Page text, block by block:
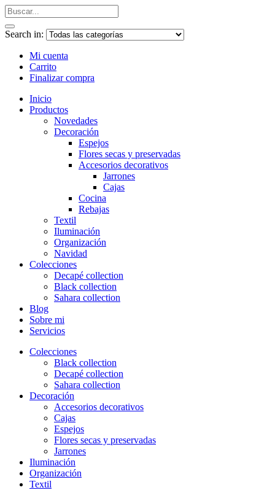
Search in:
Mi cuenta
Carrito
Finalizar compra
Inicio
Productos
Novedades
Decoración
Espejos
Flores secas y preservadas
Accesorios decorativos
Jarrones
Cajas
Cocina
Rebajas
Textil
Iluminación
Organización
Navidad
Colecciones
Decapé collection
Black collection
Sahara collection
Blog
Sobre mi
Servicios
Colecciones
Black collection
Decapé collection
Sahara collection
Decoración
Accesorios decorativos
Cajas
Espejos
Flores secas y preservadas
Jarrones
Iluminación
Organización
Textil